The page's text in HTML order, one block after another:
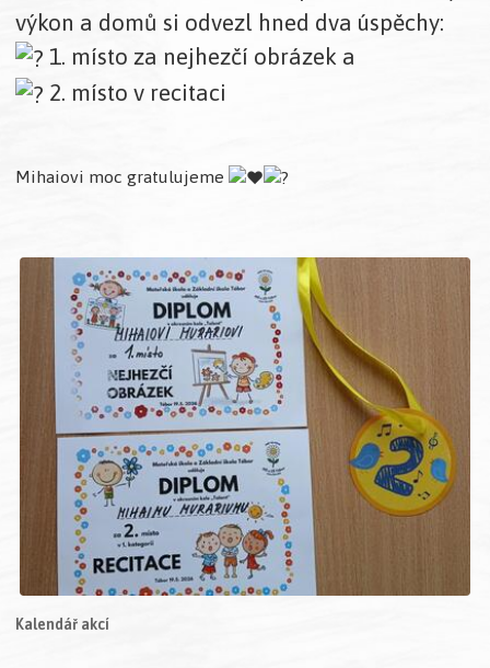
výkon a domů si odvezl hned dva úspěchy:
1. místo za nejhezčí obrázek a
2. místo v recitaci
Mihaiovi moc gratulujeme
Kalendář akcí